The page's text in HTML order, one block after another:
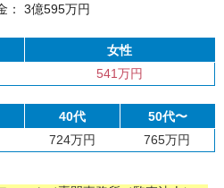
： 3億595万円
女性
541万円
40代
50代〜
724万円 765万円